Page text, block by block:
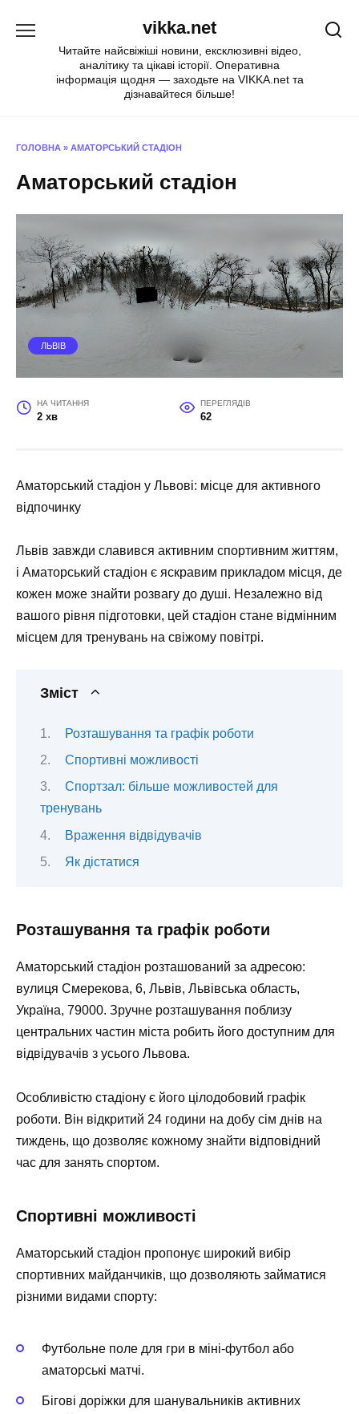
vikka.net
Читайте найсвіжіші новини, ексклюзивні відео,
аналітику та цікаві історії. Оперативна
інформація щодня — заходьте на VIKKA.net та
дізнавайтеся більше!
ГОЛОВНА » АМАТОРСЬКИЙ СТАДІОН
Аматорський стадіон
ЛЬВІВ
НА ЧИТАННЯ
2 хв
ПЕРЕГЛЯДІВ
62
Аматорський стадіон у Львові: місце для активного
відпочинку
Львів завжди славився активним спортивним життям,
і Аматорський стадіон є яскравим прикладом місця, де
кожен може знайти розвагу до душі. Незалежно від
вашого рівня підготовки, цей стадіон стане відмінним
місцем для тренувань на свіжому повітрі.
Зміст
Розташування та графік роботи
Спортивні можливості
Спортзал: більше можливостей для
тренувань
Враження відвідувачів
Як дістатися
Розташування та графік роботи
Аматорський стадіон розташований за адресою:
вулиця Смерекова, 6, Львів, Львівська область,
Україна, 79000. Зручне розташування поблизу
центральних частин міста робить його доступним для
відвідувачів з усього Львова.
Особливістю стадіону є його цілодобовий графік
роботи. Він відкритий 24 години на добу сім днів на
тиждень, що дозволяє кожному знайти відповідний
час для занять спортом.
Спортивні можливості
Аматорський стадіон пропонує широкий вибір
спортивних майданчиків, що дозволяють займатися
різними видами спорту:
Футбольне поле для гри в міні-футбол або
аматорські матчі.
Бігові доріжки для шанувальників активних